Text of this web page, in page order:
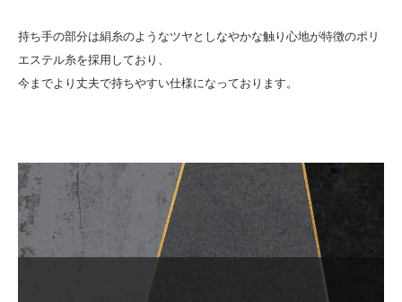
持ち手の部分は絹糸のようなツヤとしなやかな触り心地が特徴のポリ
エステル糸を採用しており、
今までより丈夫で持ちやすい仕様になっております。